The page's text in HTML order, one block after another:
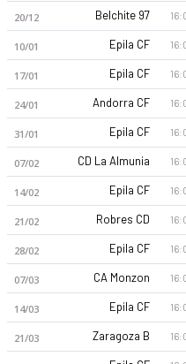
CF Épila 26-27 sezonu |
20/12 Belchite 97
10/01 Epila CF
17/01 Epila CF
24/01 Andorra CF
31/01 Epila CF
07/02 CD La Almunia
14/02 Epila CF
21/02 Robres CD
28/02 Epila CF
07/03 CA Monzon
14/03 Epila CF
21/03 Zaragoza B